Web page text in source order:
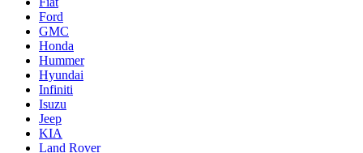
Ford
GMC
Honda
Hummer
Hyundai
Infiniti
Isuzu
Jeep
KIA
Land Rover